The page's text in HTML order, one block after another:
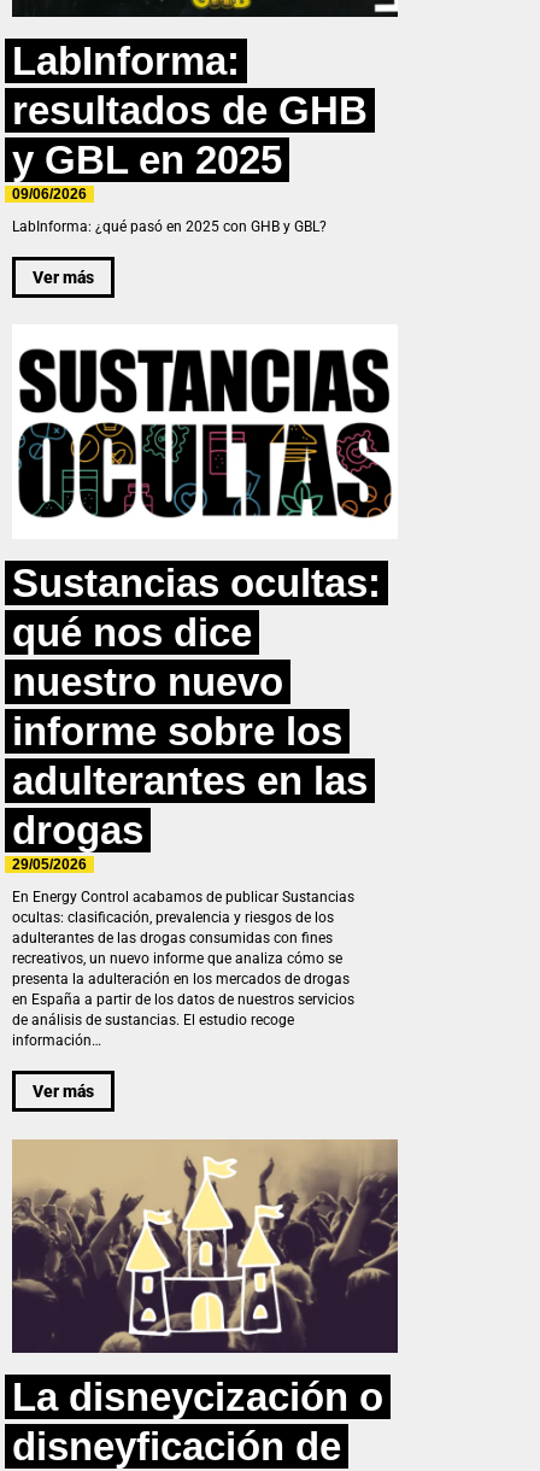
LabInforma:
resultados de GHB
y GBL en 2025
09/06/2026
LabInforma: ¿qué pasó en 2025 con GHB y GBL?
Ver más
Sustancias ocultas:
qué nos dice
nuestro nuevo
informe sobre los
adulterantes en las
drogas
29/05/2026
En Energy Control acabamos de publicar Sustancias
ocultas: clasificación, prevalencia y riesgos de los
adulterantes de las drogas consumidas con fines
recreativos, un nuevo informe que analiza cómo se
presenta la adulteración en los mercados de drogas
en España a partir de los datos de nuestros servicios
de análisis de sustancias. El estudio recoge
información…
Ver más
La disneycización o
disneyficación de